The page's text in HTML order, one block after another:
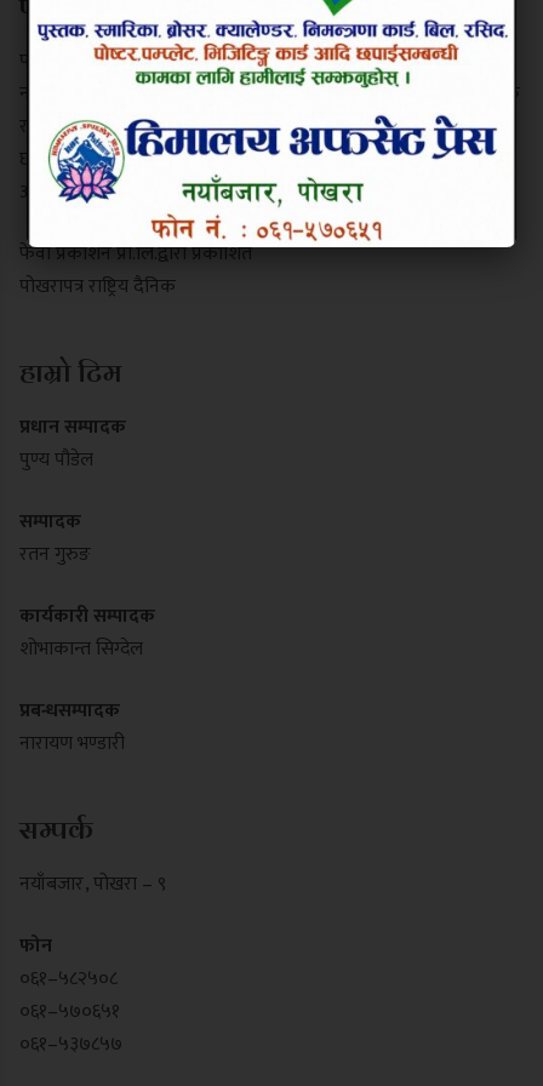
पोखरापत्र राष्ट्रिय दैनिक गण्डकी प्रदेशको एक प्रमुख समाचार माध्यम हो।
नयाँबजार, पोखरा-९ बाट प्रकाशित यो पत्रिकाले स्थानीय गतिविधि, प्रादेशिक
राजनीति, पर्यटन र राष्ट्रिय समाचार निष्पक्ष रूपमा सम्प्रेषण गर्दछ। यसले
छापा र डिजिटल पोर्टल दुवै माध्यमबाट आम नागरिकलाई सुसूचित गर्दै
आइरहेको छ।
फेवा प्रकाशन प्रा.लि.द्वारा प्रकाशित
पोखरापत्र राष्ट्रिय दैनिक
हाम्रो टिम
प्रधान सम्पादक
पुण्य पौडेल
सम्पादक
रतन गुरुङ
कार्यकारी सम्पादक
शोभाकान्त सिग्देल
प्रबन्धसम्पादक
नारायण भण्डारी
सम्पर्क
नयाँबजार , पोखरा – ९
फोन
०६१–५८२५०८
०६१–५७०६५१
०६१–५३७८५७